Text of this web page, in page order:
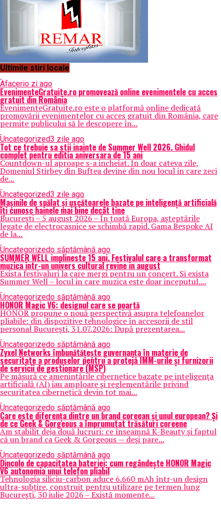
Ultimile stiri locale
Afacerio zi ago
EvenimenteGratuite.ro promovează online evenimentele cu acces
gratuit din România
EvenimenteGratuite.ro este o platformă online dedicată
promovării evenimentelor cu acces gratuit din România, care
permite publicului să le descopere în...
Uncategorized3 zile ago
Tot ce trebuie sa stii inainte de Summer Well 2026. Ghidul
complet pentru editia aniversara de 15 ani
Countdown-ul aproape s-a incheiat. In doar cateva zile,
Domeniul Stirbey din Buftea devine din nou locul in care zeci
de...
Uncategorized3 zile ago
Mașinile de spălat și uscătoarele bazate pe inteligență artificială
îți cunosc hainele mai bine decât tine
București – 5 august 2026 – În toată Europa, așteptările
legate de electrocasnice se schimbă rapid. Gama Bespoke AI
de la...
Uncategorizedo săptămână ago
SUMMER WELL implineste 15 ani. Festivalul care a transformat
muzica intr-un univers cultural revine in august
Exista festivaluri la care mergi pentru un concert. Si exista
Summer Well – locul in care muzica este doar inceputul....
Uncategorizedo săptămână ago
HONOR Magic V6: designul care se poartă
HONOR propune o nouă perspectivă asupra telefoanelor
pliabile: din dispozitive tehnologice în accesorii de stil
personal București, 31.07.2026: După prezentarea...
Uncategorizedo săptămână ago
Zyxel Networks îmbunătățește guvernanța în materie de
securitate a produselor pentru a proteja IMM-urile și furnizorii
de servicii de gestionare (MSP)
Pe măsură ce amenințările cibernetice bazate pe inteligența
artificială (AI) iau amploare și reglementările privind
securitatea cibernetică devin tot mai...
Uncategorizedo săptămână ago
Care este diferența dintre un brand coreean și unul european? Și
de ce Geek & Gorgeous a împrumutat trăsături coreene
Am stabilit deja două lucruri: ce înseamnă K-Beauty și faptul
că un brand ca Geek & Gorgeous — deși pare...
Uncategorizedo săptămână ago
Dincolo de capacitatea bateriei: cum regândește HONOR Magic
V6 autonomia unui telefon pliabil
Tehnologia siliciu-carbon aduce 6.660 mAh într-un design
ultra-subțire, construit pentru utilizare pe termen lung
București, 30 iulie 2026 – Există momente...